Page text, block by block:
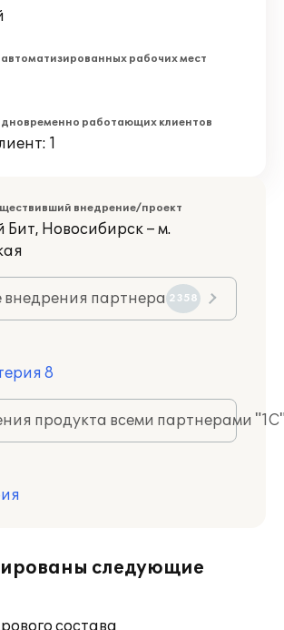
рабочих мест
работающих клиентов
1
внедрение/проект
Бит, Новосибирск – м.
внедрения партнера 2358
8
продукта всеми партнерами
следующие
состава